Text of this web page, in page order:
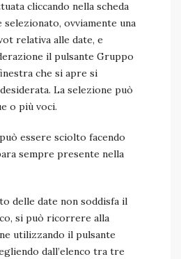
cliccando nella scheda
ovviamente una
relativa alle date, e
il pulsante Gruppo
che si apre si
La selezione può
o più voci.
essere sciolto facendo
sempre presente nella
delle date non soddisfa il
si può ricorrere alla
utilizzando il pulsante
dall’elenco tra tre